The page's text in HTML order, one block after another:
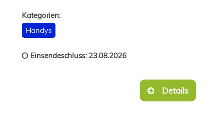
Kategorien:
Handys
Einsendeschluss: 23.08.2026
Details